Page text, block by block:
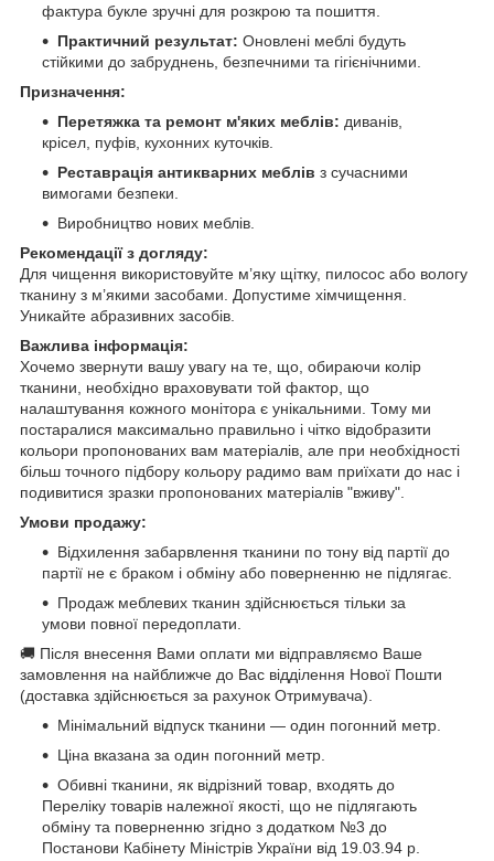
фактура букле зручні для розкрою та пошиття.
Практичний результат: Оновлені меблі будуть
стійкими до забруднень, безпечними та гігієнічними.
Призначення:
Перетяжка та ремонт м'яких меблів: диванів,
крісел, пуфів, кухонних куточків.
Реставрація антикварних меблів з сучасними
вимогами безпеки.
Виробництво нових меблів.
Рекомендації з догляду:
Для чищення використовуйте м’яку щітку, пилосос або вологу
тканину з м’якими засобами. Допустиме хімчищення.
Уникайте абразивних засобів.
Важлива інформація:
Хочемо звернути вашу увагу на те, що, обираючи колір
тканини, необхідно враховувати той фактор, що
налаштування кожного монітора є унікальними. Тому ми
постаралися максимально правильно і чітко відобразити
кольори пропонованих вам матеріалів, але при необхідності
більш точного підбору кольору радимо вам приїхати до нас і
подивитися зразки пропонованих матеріалів "вживу".
Умови продажу:
Відхилення забарвлення тканини по тону від партії до
партії не є браком і обміну або поверненню не підлягає.
Продаж меблевих тканин здійснюється тільки за
умови повної передоплати.
🚚 Після внесення Вами оплати ми відправляємо Ваше
замовлення на найближче до Вас відділення Нової Пошти
(доставка здійснюється за рахунок Отримувача).
Мінімальний відпуск тканини — один погонний метр.
Ціна вказана за один погонний метр.
Обивні тканини, як відрізний товар, входять до
Переліку товарів належної якості, що не підлягають
обміну та поверненню згідно з додатком №3 до
Постанови Кабінету Міністрів України від 19.03.94 р.